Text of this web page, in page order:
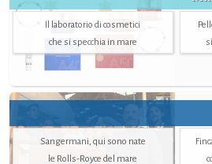
Il laboratorio di cosmetici
che si specchia in mare
Sangermani, qui sono nate
le Rolls-Royce del mare